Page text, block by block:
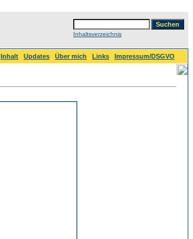
Inhaltsverzeichnis
Inhalt Updates Über mich Links
Impressum/DSGVO